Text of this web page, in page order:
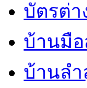
บัตรต่า
บ้านมือ
บ้านลำ